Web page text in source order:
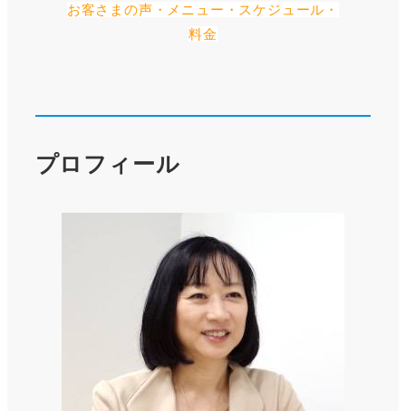
お客さまの声・メニュー・スケジュール・
料金
プロフィール